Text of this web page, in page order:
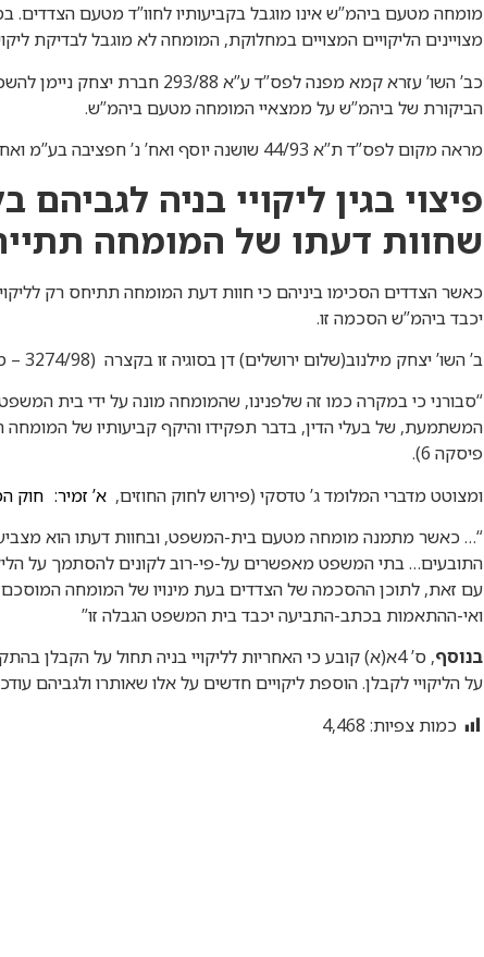
מומחה מטעם ביהמ”ש אינו מוגבל בקביעותיו לחוו”ד מטעם
מצויינים הליקויים המצויים במחלוקת, המומחה לא מוגבל לבדיקת
כב’ השו’ עזרא קמא מפנה לפס”ד
הביקורת של ביהמ”ש על ממצאיי המומחה מטעם ביהמ”ש.
מראה מקום לפס”ד ת”א 44/93 שושנה יוסף ואח’ נ’ חפציבה בע”מ ואח’.
פיצוי בגין ליקויי בניה
שחוות דעתו של המומחה
כאשר הצדדים הסכימו ביניהם כי חוות דעת המומחה תתיחס רק
יכבד ביהמ”ש הסכמה זו.
ב’ השו’ יצחק מילנוב(שלום ירושלים) דן בסוגיה זו בקצרה (3274/98 – מיום 27.09.2002)
“סבורני כי במקרה כמו זה שלפנינו, שהמומחה מונה על ידי בית
פיסקה 6).
ומצוטט מדברי המלומד ג’ טדסקי (פירוש לחוק החוזים, א’ זמיר: חוק
“… כאשר מתמנה מומחה מטעם בית-המשפט, ובחוות דעתו הוא
התובעים… בתי המשפט מאפשרים על-פי-רוב לקונים להסתמך על
עם זאת, לתוכן ההסכמה של הצדדים בעת מינויו של המומחה
ואי-ההתאמות בכתב-התביעה יכבד בית המשפט הגבלה זו”
בנוסף
, ס’ 4א(א) קובע כי האחריות לליקויי בניה תחול על
על הליקויי לקבלן. הוספת ליקויים חדשים על אלו שאותרו ולגביהם
כמות צפיות: 4,468